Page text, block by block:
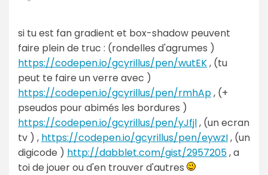
si tu est fan gradient et box-shadow peuvent
faire plein de truc : (rondelles d'agrumes )
https://codepen.io/gcyrillus/pen/wutEK, (tu
peut te faire un verre avec )
https://codepen.io/gcyrillus/pen/rmhAp, (+
pseudos pour abimés les bordures )
https://codepen.io/gcyrillus/pen/yJfjl, (un ecran
tv ) , https://codepen.io/gcyrillus/pen/eywzI, (un
digicode ) http://dabblet.com/gist/2957205, a
toi de jouer ou d'en trouver d'autres